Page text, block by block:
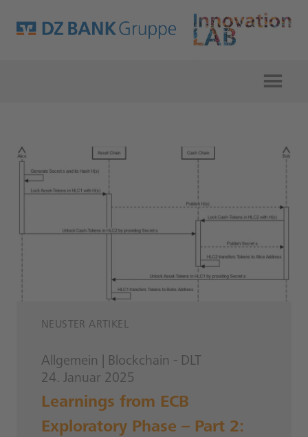
NEUSTER ARTIKEL
Allgemein
Blockchain - DLT
24. Januar 2025
Learnings from ECB
Exploratory Phase – Part 2: